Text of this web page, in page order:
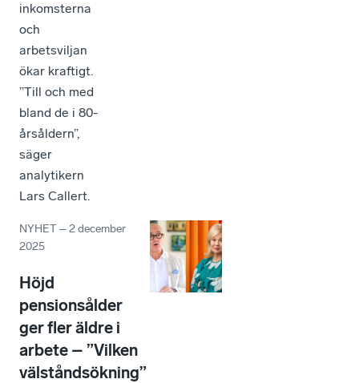
inkomsterna
och
arbetsviljan
ökar kraftigt.
”Till och med
bland de i 80-
årsåldern”,
säger
analytikern
Lars Callert.
NYHET –2 december
2025
Höjd
pensionsålder
ger fler äldre i
arbete – ”Vilken
välståndsökning”